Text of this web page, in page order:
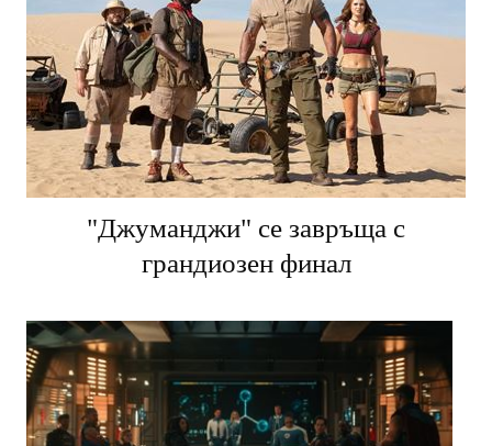
"Джуманджи" се завръща с
грандиозен финал